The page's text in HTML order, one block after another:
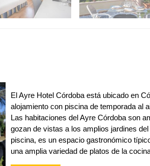
El Ayre Hotel Córdoba está ubicado en
alojamiento con piscina de temporada al
Las habitaciones del Ayre Córdoba son
gozan de vistas a los amplios jardines
piscina, es un espacio gastronómico
una amplia variedad de platos de la